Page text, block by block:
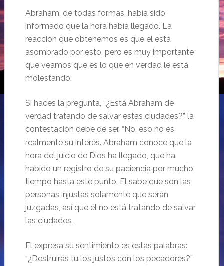
Abraham, de todas formas, había sido
informado que la hora había llegado. La
reacción que obtenemos es que el está
asombrado por esto, pero es muy importante
que veamos que es lo que en verdad le está
molestando.
Si haces la pregunta, “¿Está Abraham de
verdad tratando de salvar estas ciudades?” la
contestación debe de ser, “No, eso no es
realmente su interés. Abraham conoce que la
hora del juicio de Dios ha llegado, que ha
habido un registro de su paciencia por mucho
tiempo hasta este punto. El sabe que son las
personas injustas solamente que serán
juzgadas, así que él no está tratando de salvar
las ciudades.
El expresa su sentimiento es estas palabras:
“¿Destruirás tu los justos con los pecadores?”